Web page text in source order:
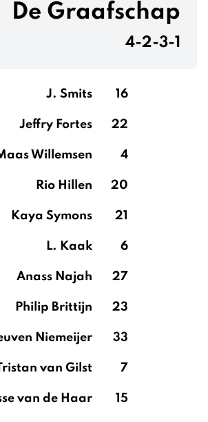
De Graafschap
4-2-3-1
J. Smits 16
Jeffry Fortes 22
Willemsen 4
Rio Hillen 20
Kaya Symons 21
L. Kaak 6
Anass Najah 27
Philip Brittijn 23
Niemeijer 33
van Gilst 7
van de Haar 15